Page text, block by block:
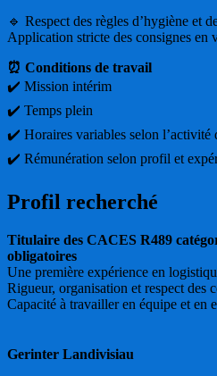
🔹 Respect des règles d’hygiène et
Application stricte des consignes en
⏰ Conditions de travail
✔️ Mission intérim
✔️ Temps plein
✔️ Horaires variables selon l’activité
✔️ Rémunération selon profil et
Profil recherché
Titulaire des CACES R489
obligatoires
Une première expérience en
Rigueur, organisation et respect des
Capacité à travailler en équipe et en
Gerinter Landivisiau